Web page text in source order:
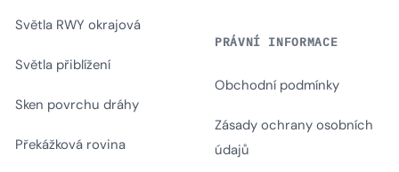
Světla RWY okrajová
Světla přiblížení
Sken povrchu dráhy
Překážková rovina
PRÁVNÍ INFORMACE
Obchodní podmínky
Zásady ochrany osobních
údajů